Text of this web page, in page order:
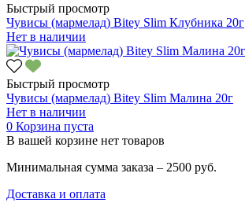
Быстрый просмотр
Чувисы (мармелад) Bitey Slim Клубника 20г
Нет в наличии
Быстрый просмотр
Чувисы (мармелад) Bitey Slim Малина 20г
Нет в наличии
0 Корзина пуста
В вашей корзине нет товаров
Минимальная сумма заказа – 2500 руб.
Доставка и оплата